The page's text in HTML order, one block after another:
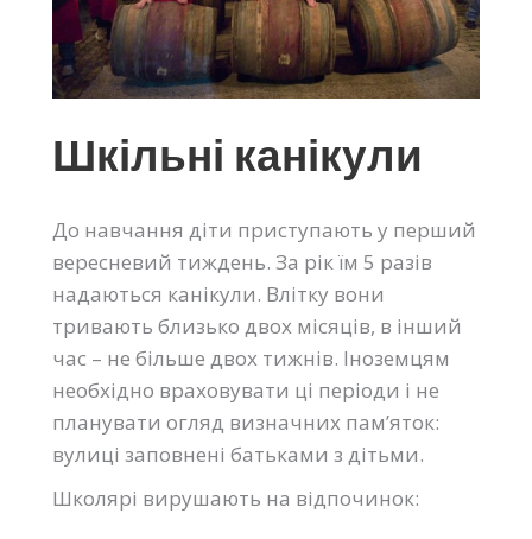
Шкільні канікули
До навчання діти приступають у перший
вересневий тиждень. За рік їм 5 разів
надаються канікули. Влітку вони
тривають близько двох місяців, в інший
час – не більше двох тижнів. Іноземцям
необхідно враховувати ці періоди і не
планувати огляд визначних пам’яток:
вулиці заповнені батьками з дітьми.
Школярі вирушають на відпочинок: